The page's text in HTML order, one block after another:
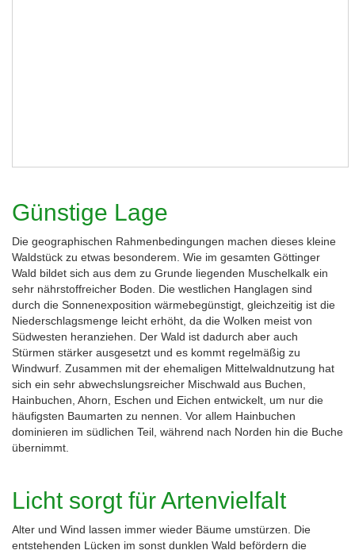
Günstige Lage
Die geographischen Rahmenbedingungen machen dieses kleine
Waldstück zu etwas besonderem. Wie im gesamten Göttinger
Wald bildet sich aus dem zu Grunde liegenden Muschelkalk ein
sehr nährstoffreicher Boden. Die westlichen Hanglagen sind
durch die Sonnenexposition wärmebegünstigt, gleichzeitig ist die
Niederschlagsmenge leicht erhöht, da die Wolken meist von
Südwesten heranziehen. Der Wald ist dadurch aber auch
Stürmen stärker ausgesetzt und es kommt regelmäßig zu
Windwurf. Zusammen mit der ehemaligen Mittelwaldnutzung hat
sich ein sehr abwechslungsreicher Mischwald aus Buchen,
Hainbuchen, Ahorn, Eschen und Eichen entwickelt, um nur die
häufigsten Baumarten zu nennen. Vor allem Hainbuchen
dominieren im südlichen Teil, während nach Norden hin die Buche
übernimmt.
Licht sorgt für Artenvielfalt
Alter und Wind lassen immer wieder Bäume umstürzen. Die
entstehenden Lücken im sonst dunklen Wald befördern die